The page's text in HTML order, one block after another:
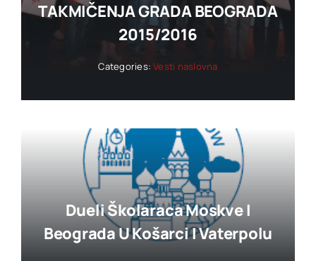
TAKMIČENJA GRADA BEOGRADA
2015/2016
Categories:Vesti naslovna
Dueli Školaraca Moskve I
Beograda U Košarci I Vaterpolu